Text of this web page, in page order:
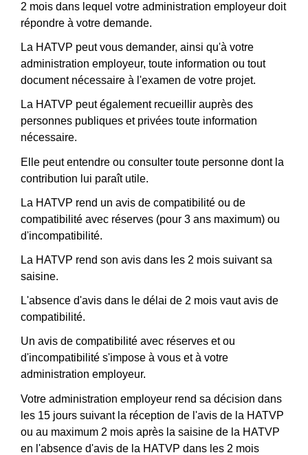
2 mois dans lequel votre administration employeur doit
répondre à votre demande.
La HATVP peut vous demander, ainsi qu'à votre
administration employeur, toute information ou tout
document nécessaire à l'examen de votre projet.
La HATVP peut également recueillir auprès des
personnes publiques et privées toute information
nécessaire.
Elle peut entendre ou consulter toute personne dont la
contribution lui paraît utile.
La HATVP rend un avis de compatibilité ou de
compatibilité avec réserves (pour 3 ans maximum) ou
d'incompatibilité.
La HATVP rend son avis dans les 2 mois suivant sa
saisine.
L'absence d'avis dans le délai de 2 mois vaut avis de
compatibilité.
Un avis de compatibilité avec réserves et ou
d'incompatibilité s'impose à vous et à votre
administration employeur.
Votre administration employeur rend sa décision dans
les 15 jours suivant la réception de l'avis de la HATVP
ou au maximum 2 mois après la saisine de la HATVP
en l'absence d'avis de la HATVP dans les 2 mois